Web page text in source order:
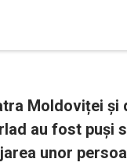
Moldoviței
au fost puși
unor